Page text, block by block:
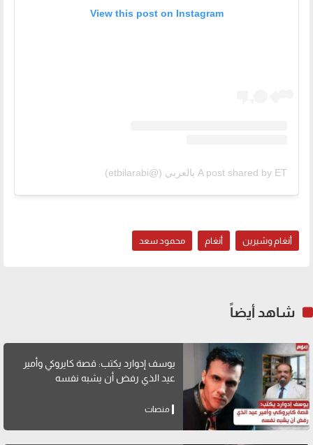
View this post on Instagram
A post shared by ET بالعربي (@etbilarabi)
أنغام وشيرين أنغام محمود سعد
شاهد أيضاً
يوسف إدوارد يكتب: قصة كايروكي وأمير
عيد الذي رفض أن يشبه نفسه
منصات